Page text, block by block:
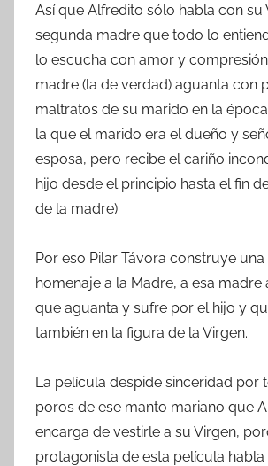
Así que Alfredito sólo habla con su
segunda madre que todo lo
lo escucha con amor y
madre (la de verdad) aguanta con
maltratos de su marido en la
la que el marido era el dueño y
esposa, pero recibe el cariño
hijo desde el principio hasta el fin
de la madre).
Por eso Pilar Távora construye
homenaje a la Madre, a esa madre
que aguanta y sufre por el hijo y
también en la figura de la Virgen.
La película despide sinceridad por
poros de ese manto mariano que
encarga de vestirle a su Virgen,
protagonista de esta película